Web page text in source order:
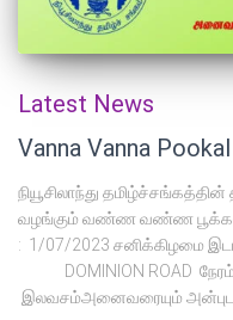
Latest News
Vanna Vanna
நியூசிலாந்து
வழங்கும் வண்ண வண்ண
: 1/07/2023 சனிக்கிழமை
DOMINION ROAD
இலவசம்அனைவரையும்